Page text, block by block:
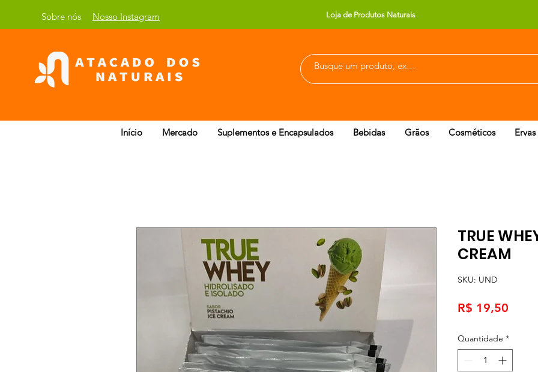
Sobre nós Nosso Instagram Loja de Produtos Naturais
Início Mercado Suplementos e Encapsulados Bebidas Grãos Cosméticos
TRUE
CREAM
SKU: UND
R$ 19,50
Quantidade *